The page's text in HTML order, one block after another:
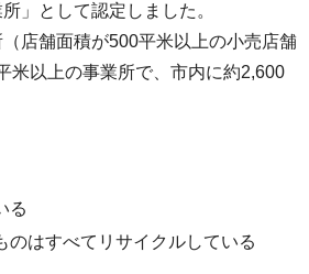
」として認定しました。
（店舗面積が500平米以上の小売店舗
米以上の事業所で、市内に約2,600
る
のはすべてリサイクルしている